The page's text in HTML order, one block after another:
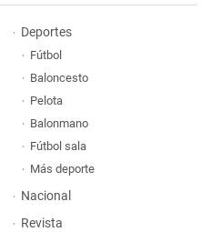
Deportes
Fútbol
Baloncesto
Pelota
Balonmano
Fútbol sala
Más deporte
Nacional
Revista